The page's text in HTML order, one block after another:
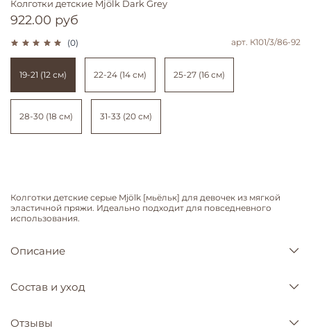
(0) арт. К101/3/86-92
Колготки детские Mjölk Dark Grey
922.00 руб
19-21 (12 см) 22-24 (14 см) 25-27 (16 см)
28-30 (18 см) 31-33 (20 см)
Колготки детские серые Mjölk [мьёльк] для девочек из мягкой
эластичной пряжи. Идеально подходит для повседневного
использования.
Описание
Состав и уход
Отзывы